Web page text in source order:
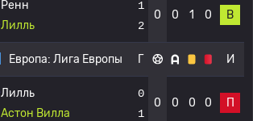
Ренн
Лилль
1
2
0 0 1 0 В
Европа: Лига Европы Г И
Лилль
Астон Вилла
0
1
0 0 0 0 П